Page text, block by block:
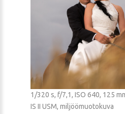
1/320 s, f/7,1, ISO 640, 125
IS II USM, miljöömuotokuva